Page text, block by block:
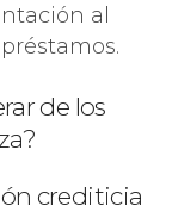
al
de los
crediticia